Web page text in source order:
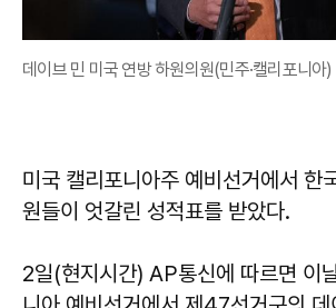
데이브 민 미국 연방 하원의원(민주·캘리포니아
미국 캘리포니아주 예비선거에서 한
원들이 엇갈린 성적표를 받았다.
2일(현지시간) AP통신에 따르면 이